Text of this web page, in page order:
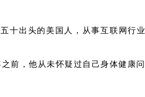
十出头的美国人，从事互联网行
之前，他从未怀疑过自己身体健康问